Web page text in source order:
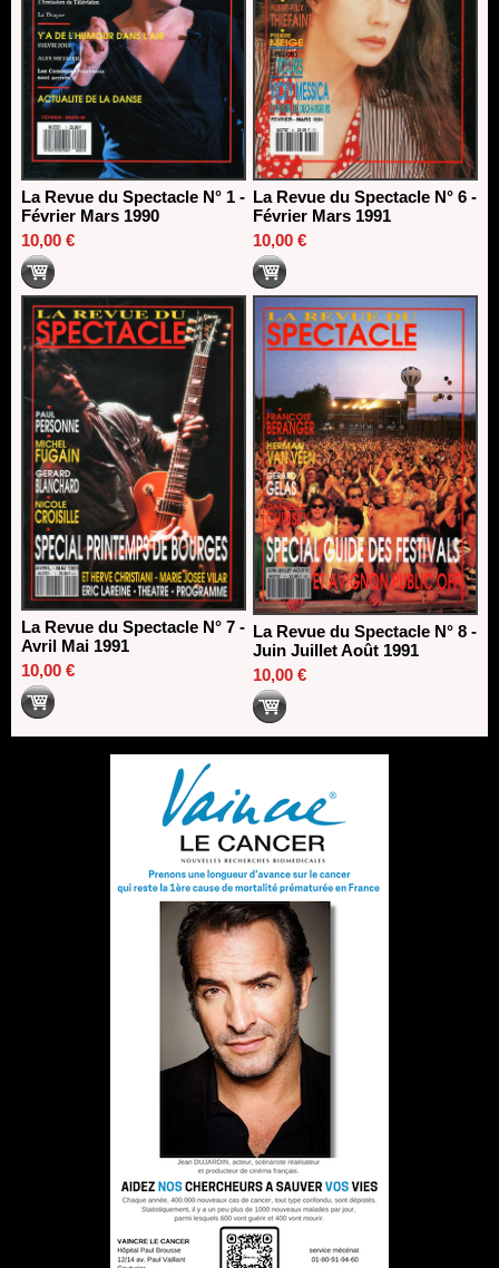
La Revue du Spectacle N° 1 -
Février Mars 1990
10,00 €
La Revue du Spectacle N° 6 -
Février Mars 1991
10,00 €
La Revue du Spectacle N° 7 -
Avril Mai 1991
10,00 €
La Revue du Spectacle N° 8 -
Juin Juillet Août 1991
10,00 €